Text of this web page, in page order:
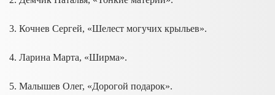
3. Кочнев Сергей, «Шелест могучих крыльев».
4. Ларина Марта, «Ширма».
5. Малышев Олег, «Дорогой подарок».